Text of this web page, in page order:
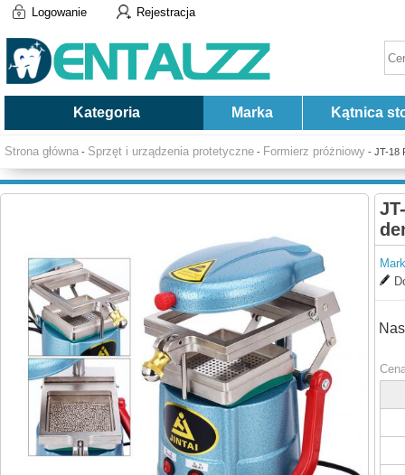
Logowanie Rejestracja
Kategoria Marka Kątnica
Strona główna - Sprzęt i urządzenia protetyczne - Formierz próżniowy - JT-18